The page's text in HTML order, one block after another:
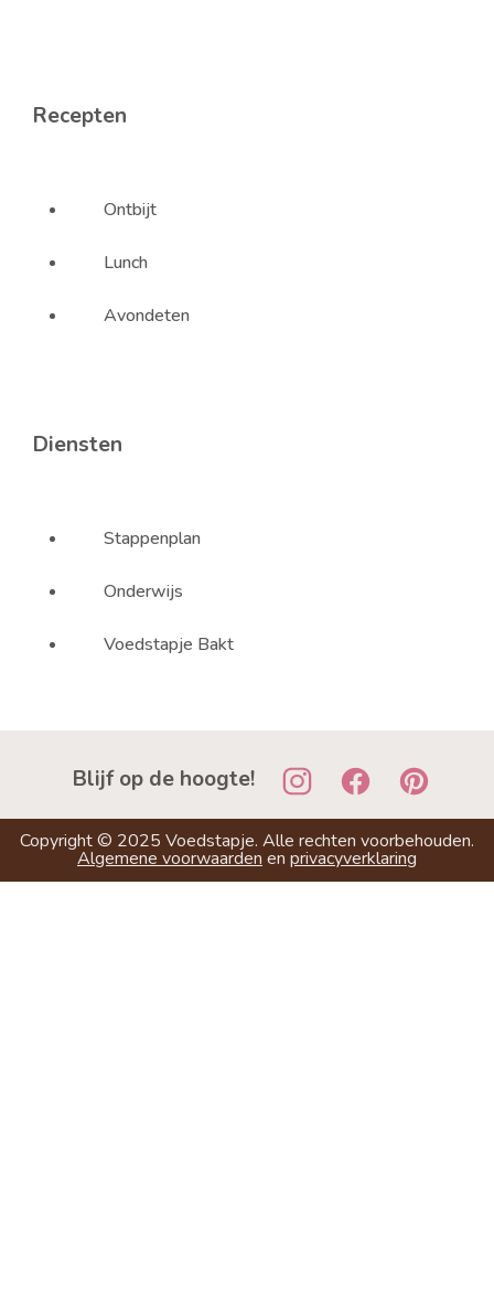
Recepten
Ontbijt
Lunch
Avondeten
Diensten
Stappenplan
Onderwijs
Voedstapje Bakt
Blijf op de hoogte!
Copyright © 2025 Voedstapje. Alle rechten voorbehouden.
Algemene voorwaarden en privacyverklaring